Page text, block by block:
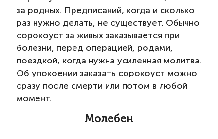
за родных. Предписаний, когда и сколько
раз нужно делать, не существует. Обычно
сорокоуст за живых заказывается при
болезни, перед операцией, родами,
поездкой, когда нужна усиленная молитва.
Об упокоении заказать сорокоуст можно
сразу после смерти или потом в любой
момент.
Молебен